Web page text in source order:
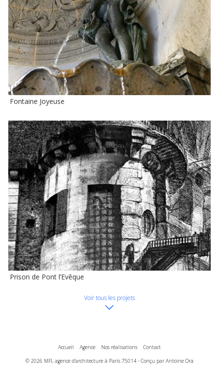
Fontaine Joyeuse
Prison de Pont l’Evêque
Voir tous les projets
Accueil Agence Nos réalisations
Contact
© 2026 MFI, agence d'architecture à Paris 75014 - Conçu par Antoine Ora